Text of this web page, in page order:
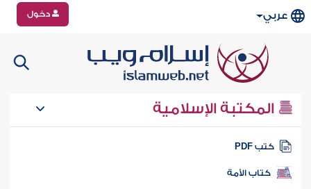
عربي دخول
المكتبة الإسلامية
كتب PDF